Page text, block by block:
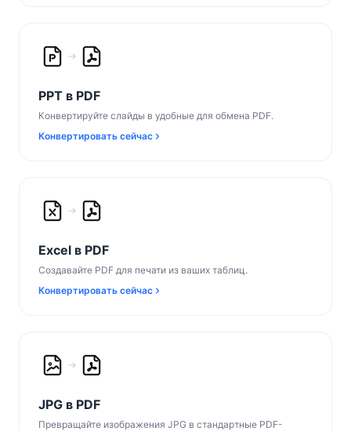
PPT в PDF
Конвертируйте слайды в удобные для обмена PDF.
Конвертировать сейчас
Excel в PDF
Создавайте PDF для печати из ваших таблиц.
Конвертировать сейчас
JPG в PDF
Превращайте изображения JPG в стандартные PDF-